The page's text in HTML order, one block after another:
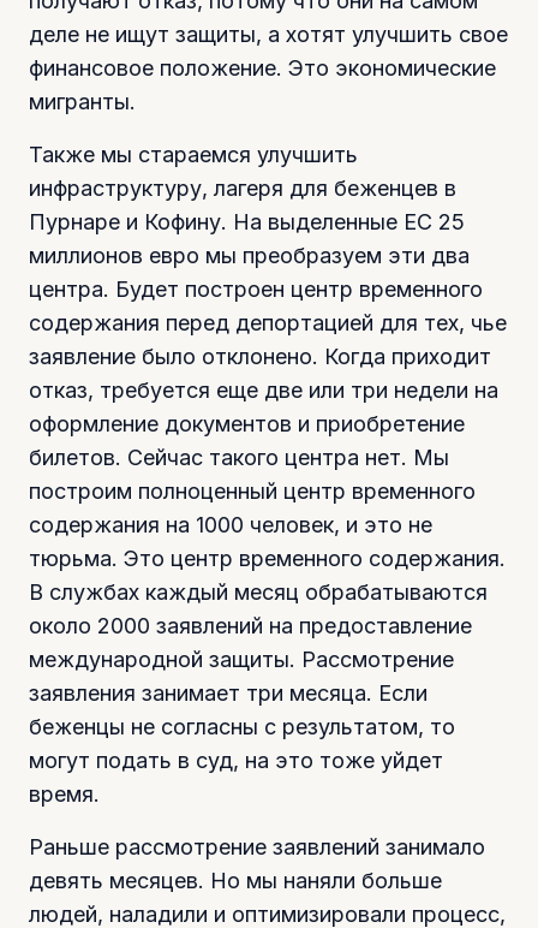
деле не ищут защиты, а хотят улучшить свое
финансовое положение. Это экономические
мигранты.
Также мы стараемся улучшить
инфраструктуру, лагеря для беженцев в
Пурнаре и Кофину. На выделенные ЕС 25
миллионов евро мы преобразуем эти два
центра. Будет построен центр временного
содержания перед депортацией для тех, чье
заявление было отклонено. Когда приходит
отказ, требуется еще две или три недели на
оформление документов и приобретение
билетов. Сейчас такого центра нет. Мы
построим полноценный центр временного
содержания на 1000 человек, и это не
тюрьма. Это центр временного содержания.
В службах каждый месяц обрабатываются
около 2000 заявлений на предоставление
международной защиты. Рассмотрение
заявления занимает три месяца. Если
беженцы не согласны с результатом, то
могут подать в суд, на это тоже уйдет
время.
Раньше рассмотрение заявлений занимало
девять месяцев. Но мы наняли больше
людей, наладили и оптимизировали процесс,